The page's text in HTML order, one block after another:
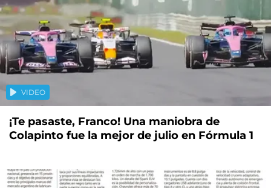
VIDEO
¡Te pasaste, Franco! Una maniobra de
Colapinto fue la mejor de julio en Fórmula 1